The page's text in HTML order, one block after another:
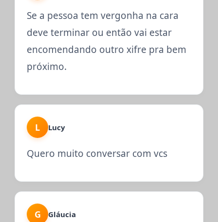
Se a pessoa tem vergonha na cara
deve terminar ou então vai estar
encomendando outro xifre pra bem
próximo.
L Lucy
Quero muito conversar com vcs
G Gláucia